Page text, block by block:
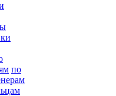
по